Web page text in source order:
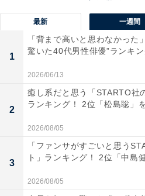
中心に広がる賑やかな温泉街
も楽しめ、まさに温泉文化を
回答者からは「草津温泉、行っ
雰囲気が良かったです。温泉
性／新潟県）、「天下の名湯
る、一度は入りたい天下の名
／愛知県）、「湯もみをやっ
／千葉県）、「以前家族で行
お店含め雰囲気がとてもよく
るため」（30代女性／埼玉県
最新 一週間
1
「背まで高いと思わなかった
驚いた40代男性俳優”ランキン
2026/06/13
2
癒し系だと思う「STARTO社
ランキング！ 2位「松島聡」
2026/08/05
3
「ファンサがすごいと思う
ト」ランキング！ 2位「中島
2026/08/05